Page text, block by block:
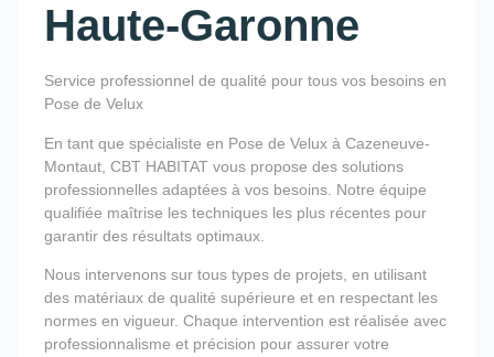
Haute-Garonne
Service professionnel de qualité pour tous vos besoins en
Pose de Velux
En tant que spécialiste en Pose de Velux à Cazeneuve-
Montaut, CBT HABITAT vous propose des solutions
professionnelles adaptées à vos besoins. Notre équipe
qualifiée maîtrise les techniques les plus récentes pour
garantir des résultats optimaux.
Nous intervenons sur tous types de projets, en utilisant
des matériaux de qualité supérieure et en respectant les
normes en vigueur. Chaque intervention est réalisée avec
professionnalisme et précision pour assurer votre